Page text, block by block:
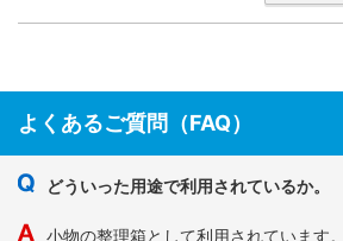
よくあるご質問（FAQ）
どういった用途で利用されているか。
小物の整理箱として利用されています